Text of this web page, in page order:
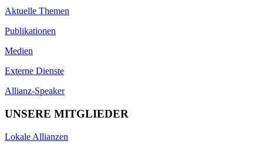
Aktuelle Themen
Publikationen
Medien
Externe Dienste
Allianz-Speaker
UNSERE MITGLIEDER
Lokale Allianzen